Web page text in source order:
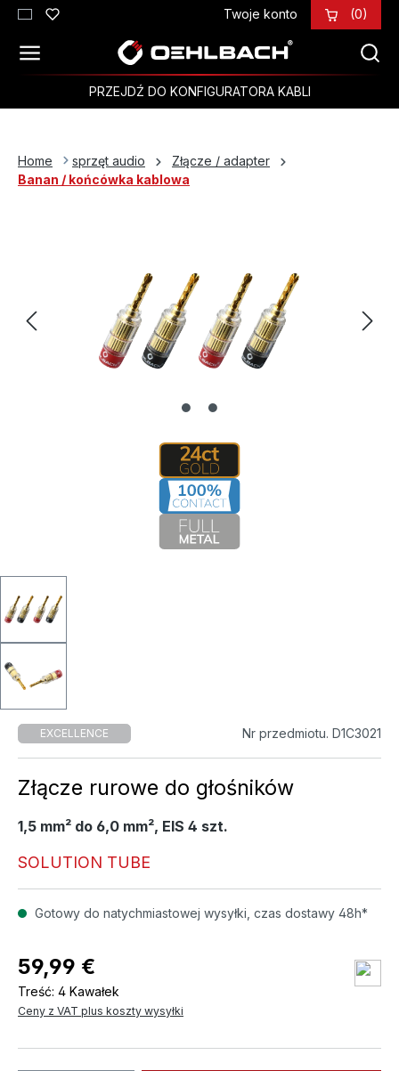
Przejdź do głównej zawartości Twoje konto (0)
PRZEJDŹ DO KONFIGURATORA KABLI
Home sprzęt audio
Złącze / adapter
Banan / końcówka kablowa
EXCELLENCE Nr przedmiotu. D1C3021
Złącze rurowe do głośników
1,5 mm² do 6,0 mm², EIS 4 szt.
SOLUTION TUBE
Gotowy do natychmiastowej wysyłki, czas dostawy 48h*
59,99 €
Treść: 4 Kawałek
Ceny z VAT plus koszty wysyłki